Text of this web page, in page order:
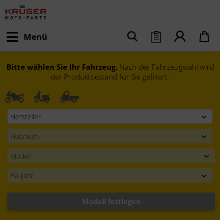
Menü
Bitte wählen Sie Ihr Fahrzeug. Nach der Fahrzeugwahl wird
der Produktbestand für Sie gefiltert.
Modell festlegen